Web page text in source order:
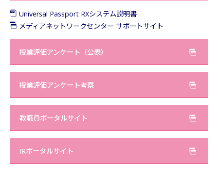
Universal Passport RXシステム説明書
メディアネットワークセンター サポートサイト
授業評価アンケート（公表）
授業評価アンケート考察
教職員ポータルサイト
IRポータルサイト